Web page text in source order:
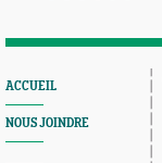
ACCUEIL
NOUS JOINDRE